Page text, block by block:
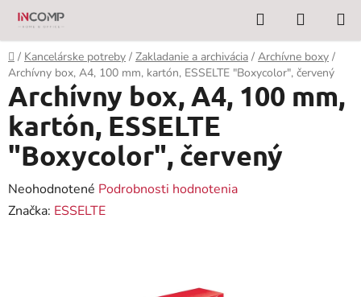
Prejsť
obsah
Hľadať
KOŠÍK
Domov
/ Kancelárske potreby / Zakladanie a archivácia / Archívne boxy /
Archívny box, A4, 100 mm, kartón, ESSELTE "Boxycolor", červený
Archívny box, A4, 100 mm,
kartón, ESSELTE
"Boxycolor", červený
Priemerné
hodnotenie
Neohodnotené Podrobnosti hodnotenia
Značka: ESSELTE